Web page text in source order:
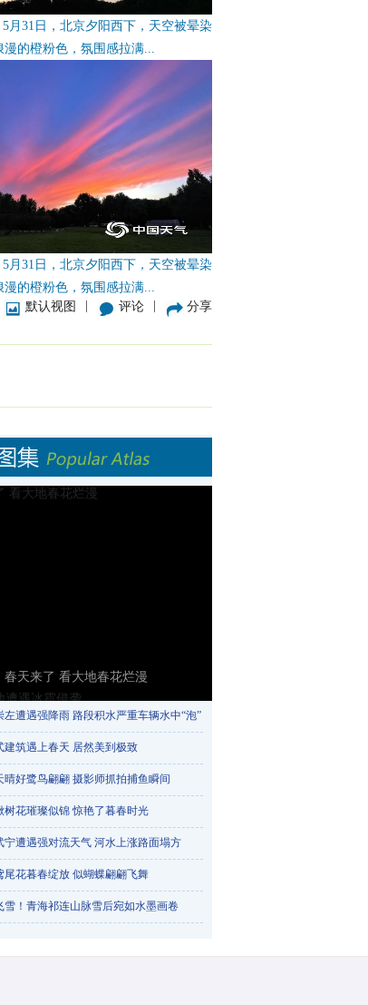
月31日，北京夕阳西下，天空被晕染
漫的橙粉色，氛围感拉满...
月31日，北京夕阳西下，天空被晕染
漫的橙粉色，氛围感拉满...
默认视图 评论 分享
春天来了 看大地春花烂漫
云南多地遭遇冰雹侵袭
左遭遇强降雨 路段积水严重车辆水中“泡”​
建筑遇上春天 居然美到极致
晴好鹭鸟翩翩 摄影师抓拍捕鱼瞬间
树花璀璨似锦 惊艳了暮春时光
宁遭遇强对流天气 河水上涨路面塌方
尾花暮春绽放 似蝴蝶翩翩飞舞
雪！青海祁连山脉雪后宛如水墨画卷